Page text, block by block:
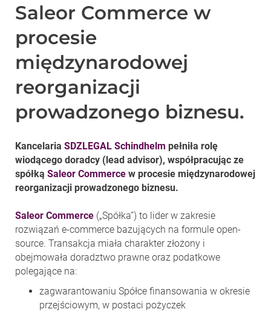
Saleor Commerce w
procesie
międzynarodowej
reorganizacji
prowadzonego biznesu.
Kancelaria SDZLEGAL Schindhelm pełniła rolę
wiodącego doradcy (lead advisor), współpracując ze
spółką Saleor Commerce w procesie międzynarodowej
reorganizacji prowadzonego biznesu.
Saleor Commerce („Spółka”) to lider w zakresie
rozwiązań e-commerce bazujących na formule open-
source. Transakcja miała charakter złożony i
obejmowała doradztwo prawne oraz podatkowe
polegające na:
zagwarantowaniu Spółce finansowania w okresie
przejściowym, w postaci pożyczek